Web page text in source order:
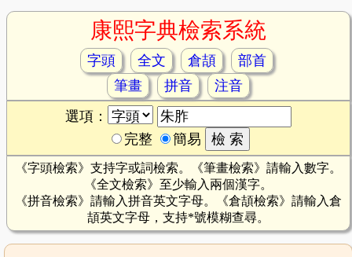
康熙字典檢索系統
字頭 全文 倉頡
部首
筆畫
拼音
注音
選項：
完整
簡易
《字頭檢索》支持字或詞檢索。《筆畫檢索》請輸入數字。
《全文檢索》至少輸入兩個漢字。
《拼音檢索》請輸入拼音英文字母。《倉頡檢索》請輸入倉
頡英文字母，支持*號模糊查尋。